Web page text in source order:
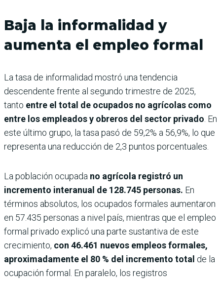
Baja la informalidad y
aumenta el empleo formal
La tasa de informalidad mostró una tendencia
descendente frente al segundo trimestre de 2025,
tanto entre el total de ocupados no agrícolas como
entre los empleados y obreros del sector privado . En
este último grupo, la tasa pasó de 59,2% a 56,9%, lo que
representa una reducción de 2,3 puntos porcentuales.
La población ocupada no agrícola registró un
incremento interanual de 128.745 personas. En
términos absolutos, los ocupados formales aumentaron
en 57.435 personas a nivel país, mientras que el empleo
formal privado explicó una parte sustantiva de este
crecimiento, con 46.461 nuevos empleos formales,
aproximadamente el 80 % del incremento total de la
ocupación formal. En paralelo, los registros